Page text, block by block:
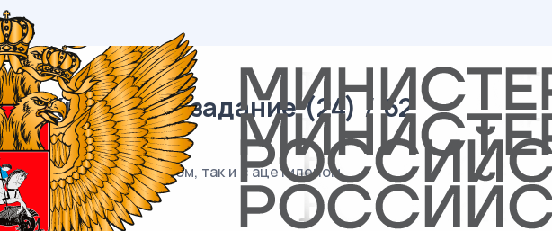
/ Химия / 12 задание (24) / 62
как с толуолом, так и с ацетиленом.